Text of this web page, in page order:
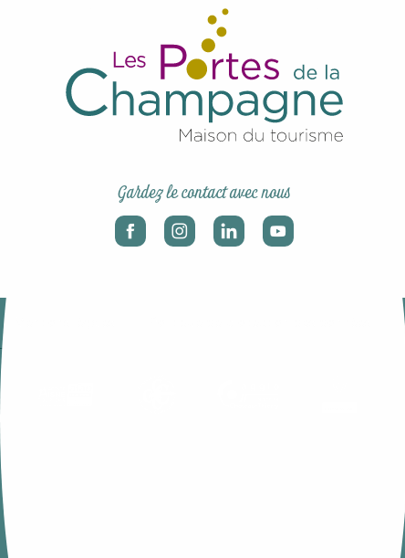
Gardez le contact avec nous